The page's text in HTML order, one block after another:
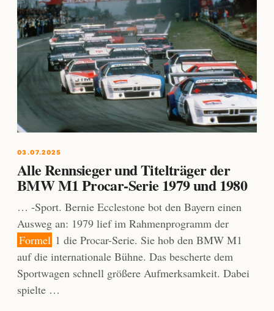
03.07.2025
Alle Rennsieger und Titelträger der
BMW M1 Procar-Serie 1979 und 1980
… -Sport. Bernie Ecclestone bot den Bayern einen
Ausweg an: 1979 lief im Rahmenprogramm der
Formel 1 die Procar-Serie. Sie hob den BMW M1
auf die internationale Bühne. Das bescherte dem
Sportwagen schnell größere Aufmerksamkeit. Dabei
spielte …